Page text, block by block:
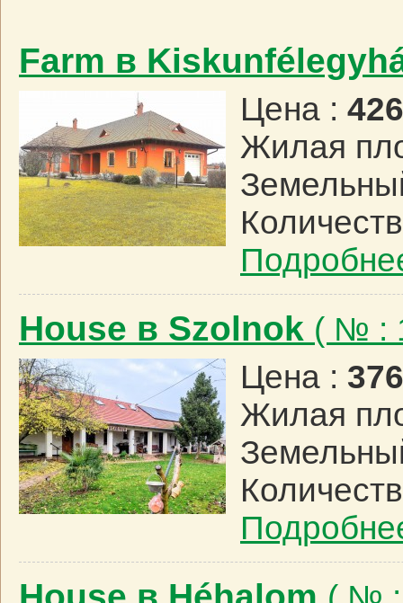
Farm в
Цена :
Жилая
House в Szolnok ( № :
Цена :
Жилая